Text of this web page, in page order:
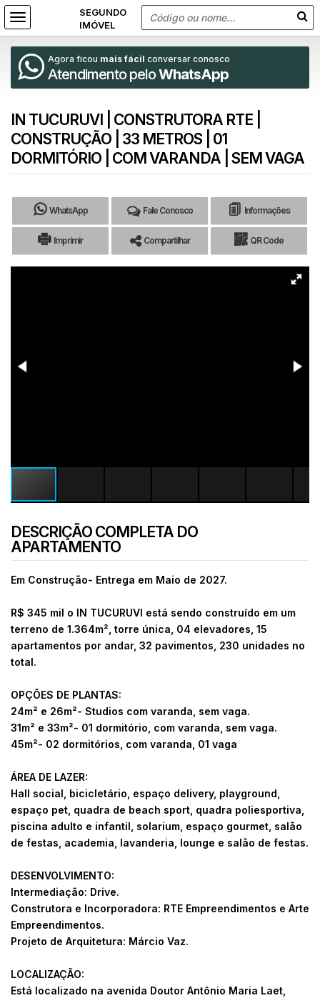
Agora ficou mais fácil conversar conosco
Atendimento peloWhatsApp
IN TUCURUVI | CONSTRUTORA RTE |
CONSTRUÇÃO | 33 METROS | 01
DORMITÓRIO | COM VARANDA | SEM VAGA
WhatsApp Fale Conosco Informações
Imprimir Compartilhar QR Code
DESCRIÇÃO COMPLETA DO
APARTAMENTO
Em Construção- Entrega em Maio de 2027.
R$ 345 mil o IN TUCURUVI está sendo construído em um
terreno de 1.364m², torre única, 04 elevadores, 15
apartamentos por andar, 32 pavimentos, 230 unidades no
total.
OPÇÕES DE PLANTAS:
24m² e 26m²- Studios com varanda, sem vaga.
31m² e 33m²- 01 dormitório, com varanda, sem vaga.
45m²- 02 dormitórios, com varanda, 01 vaga
ÁREA DE LAZER:
Hall social, bicicletário, espaço delivery, playground,
espaço pet, quadra de beach sport, quadra poliesportiva,
piscina adulto e infantil, solarium, espaço gourmet, salão
de festas, academia, lavanderia, lounge e salão de festas.
DESENVOLVIMENTO:
Intermediação: Drive.
Construtora e Incorporadora: RTE Empreendimentos e Arte
Empreendimentos.
Projeto de Arquitetura: Márcio Vaz.
LOCALIZAÇÃO:
Está localizado na avenida Doutor Antônio Maria Laet,